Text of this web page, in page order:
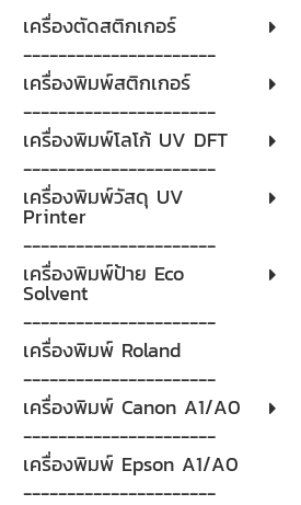
เครื่องตัดสติกเกอร์
----------------------
เครื่องพิมพ์สติกเกอร์
----------------------
เครื่องพิมพ์โลโก้ UV DFT
----------------------
เครื่องพิมพ์วัสดุ UV
Printer
----------------------
เครื่องพิมพ์ป้าย Eco
Solvent
----------------------
เครื่องพิมพ์ Roland
----------------------
เครื่องพิมพ์ Canon A1/A0
----------------------
เครื่องพิมพ์ Epson A1/A0
----------------------